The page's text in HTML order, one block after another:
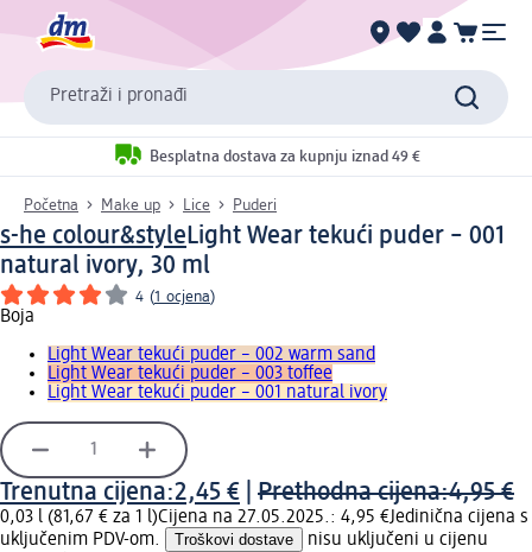
Pretraži i pronađi
Besplatna dostava za kupnju iznad 49 €
Početna Make up Lice Puderi
s-he colour&styleLight Wear tekući puder – 001
natural ivory, 30 ml
4 (1 ocjena)
Boja
Light Wear tekući puder – 002 warm sand
Light Wear tekući puder – 003 toffee
Light Wear tekući puder – 001 natural ivory
Trenutna cijena:2,45 € Prethodna cijena:4,95 €
0,03 l (81,67 € za 1 l)Cijena na 27.05.2025.: 4,95 €Jedinična cijena s
uključenim PDV-om.
Troškovi dostave
nisu uključeni u cijenu